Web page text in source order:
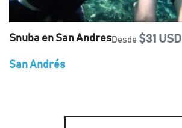
Snuba en San AndresDesde $31 USD
San Andrés